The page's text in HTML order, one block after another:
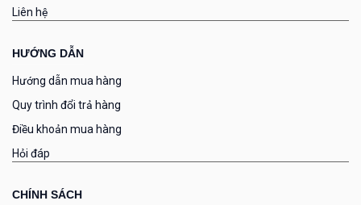
Liên hệ
HƯỚNG DẪN
Hướng dẫn mua hàng
Quy trình đổi trả hàng
Điều khoản mua hàng
Hỏi đáp
CHÍNH SÁCH